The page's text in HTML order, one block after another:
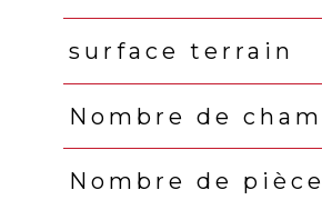
surface terrain
Nombre de
Nombre de